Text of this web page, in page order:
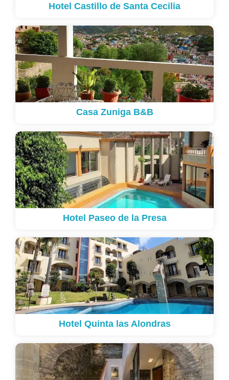
Hotel Castillo de Santa Cecilia
Casa Zuniga B&B
Hotel Paseo de la Presa
Hotel Quinta las Alondras